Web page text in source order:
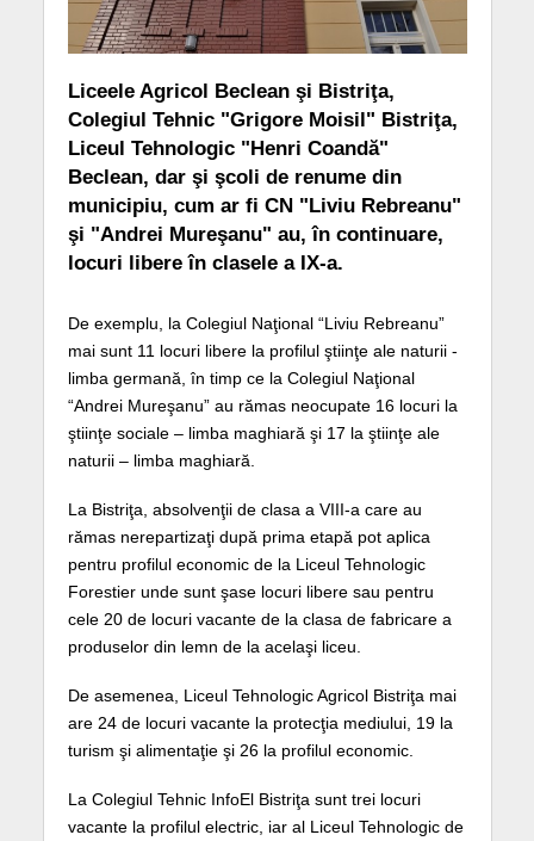
Liceele Agricol Beclean şi Bistriţa,
Colegiul Tehnic "Grigore Moisil" Bistriţa,
Liceul Tehnologic "Henri Coandă"
Beclean, dar şi şcoli de renume din
municipiu, cum ar fi CN "Liviu Rebreanu"
şi "Andrei Mureşanu" au, în continuare,
locuri libere în clasele a IX-a.
De exemplu, la Colegiul Naţional “Liviu Rebreanu”
mai sunt 11 locuri libere la profilul ştiinţe ale naturii -
limba germană, în timp ce la Colegiul Naţional
“Andrei Mureşanu” au rămas neocupate 16 locuri la
ştiinţe sociale – limba maghiară şi 17 la ştiinţe ale
naturii – limba maghiară.
La Bistriţa, absolvenţii de clasa a VIII-a care au
rămas nerepartizaţi după prima etapă pot aplica
pentru profilul economic de la Liceul Tehnologic
Forestier unde sunt şase locuri libere sau pentru
cele 20 de locuri vacante de la clasa de fabricare a
produselor din lemn de la acelaşi liceu.
De asemenea, Liceul Tehnologic Agricol Bistriţa mai
are 24 de locuri vacante la protecţia mediului, 19 la
turism şi alimentaţie şi 26 la profilul economic.
La Colegiul Tehnic InfoEl Bistriţa sunt trei locuri
vacante la profilul electric, iar al Liceul Tehnologic de